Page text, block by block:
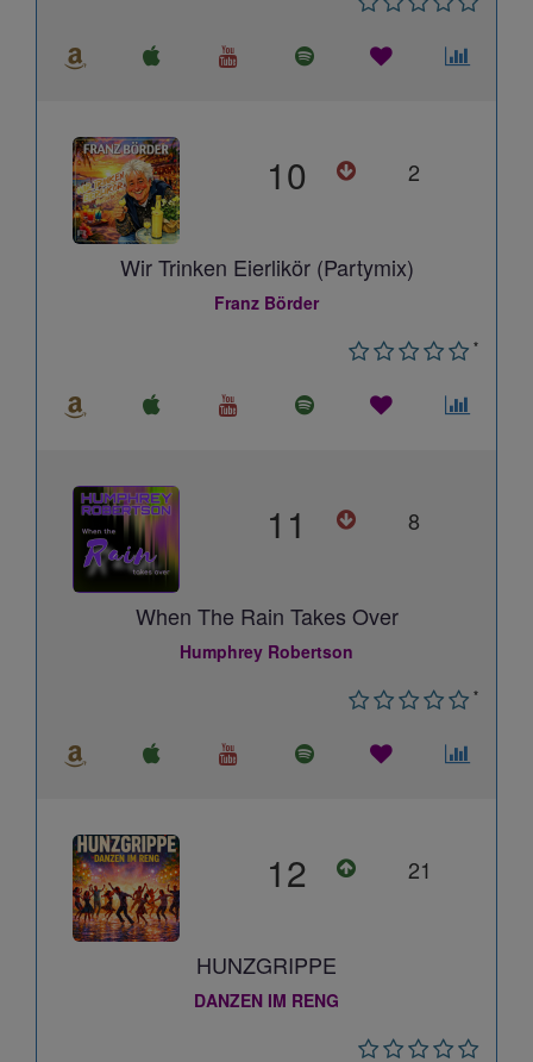
10 2
Wir Trinken Eierlikör (Partymix)
Franz Börder
*
11 8
When The Rain Takes Over
Humphrey Robertson
*
12 21
HUNZGRIPPE
DANZEN IM RENG